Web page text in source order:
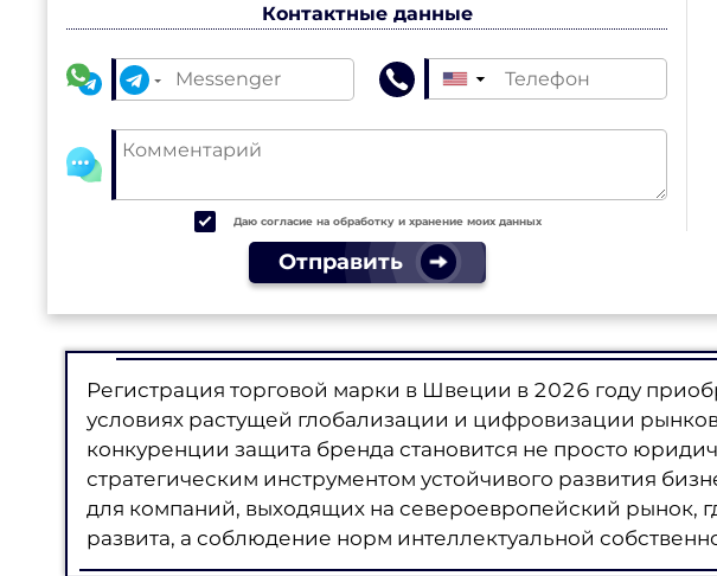
Контактные данные
▼
Даю согласие на обработку и хранение моих данных
Отправить
Регистрация торговой марки в Швеции в 2026 году
условиях растущей глобализации и цифровизации
конкуренции защита бренда становится не просто
стратегическим инструментом устойчивого развития
для компаний, выходящих на североевропейский рынок,
развита, а соблюдение норм интеллектуальной